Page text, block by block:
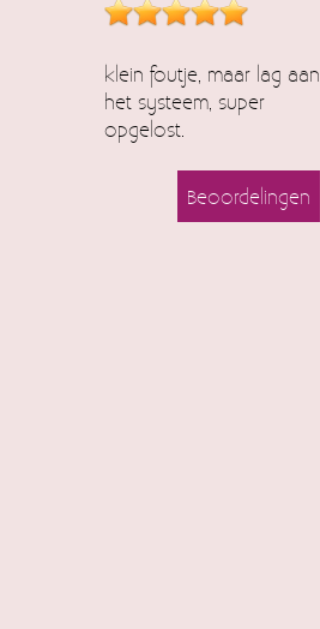
klein foutje, maar lag aan
het systeem, super
opgelost.
Beoordelingen